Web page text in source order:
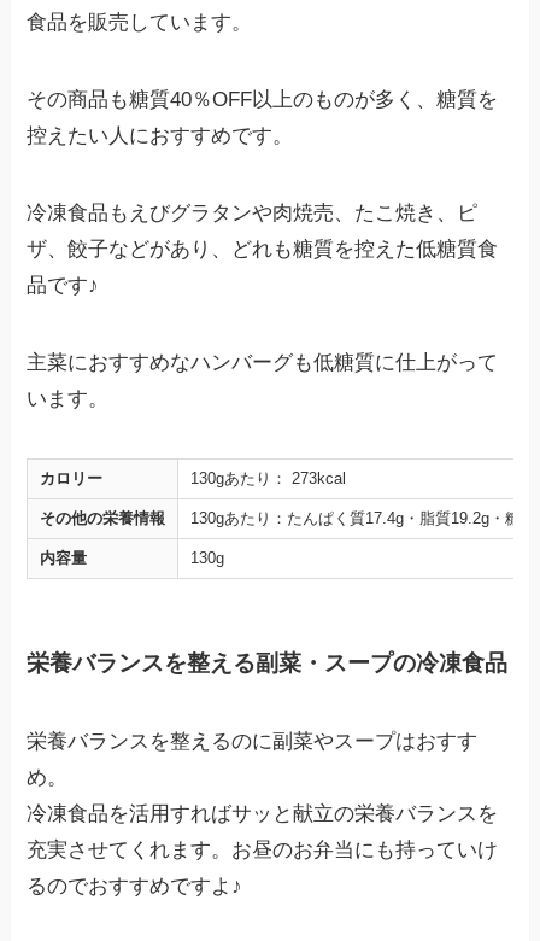
食品を販売しています。
その商品も糖質40％OFF以上のものが多く、糖質を
控えたい人におすすめです。
冷凍食品もえびグラタンや肉焼売、たこ焼き、ピ
ザ、餃子などがあり、どれも糖質を控えた低糖質食
品です♪
主菜におすすめなハンバーグも低糖質に仕上がって
います。
カロリー 130gあたり： 273kcal
その他の栄養情報 130gあたり：たんぱく質17.4g・脂質19.2g・糖
内容量 130g
栄養バランスを整える副菜・スープの冷凍食品
栄養バランスを整えるのに副菜やスープはおすす
め。
冷凍食品を活用すればサッと献立の栄養バランスを
充実させてくれます。お昼のお弁当にも持っていけ
るのでおすすめですよ♪